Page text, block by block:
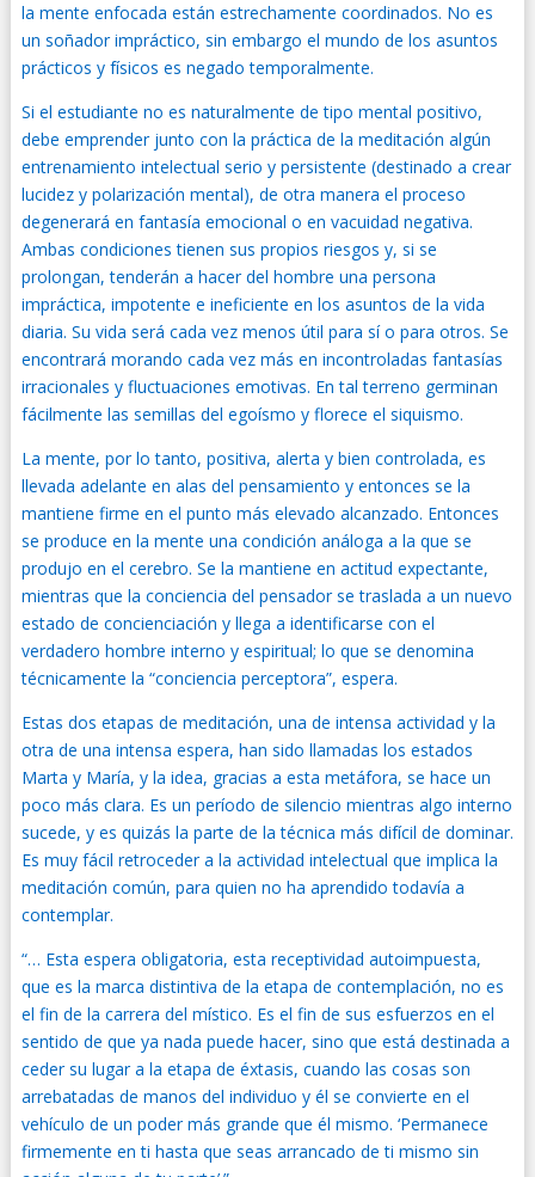
la mente enfocada están estrechamente coordinados. No es
un soñador impráctico, sin embargo el mundo de los asuntos
prácticos y físicos es negado temporalmente.
Si el estudiante no es naturalmente de tipo mental positivo,
debe emprender junto con la práctica de la meditación algún
entrenamiento intelectual serio y persistente (destinado a crear
lucidez y polarización mental), de otra manera el proceso
degenerará en fantasía emocional o en vacuidad negativa.
Ambas condiciones tienen sus propios riesgos y, si se
prolongan, tenderán a hacer del hombre una persona
impráctica, impotente e ineficiente en los asuntos de la vida
diaria. Su vida será cada vez menos útil para sí o para otros. Se
encontrará morando cada vez más en incontroladas fantasías
irracionales y fluctuaciones emotivas. En tal terreno germinan
fácilmente las semillas del egoísmo y florece el siquismo.
La mente, por lo tanto, positiva, alerta y bien controlada, es
llevada adelante en alas del pensamiento y entonces se la
mantiene firme en el punto más elevado alcanzado. Entonces
se produce en la mente una condición análoga a la que se
produjo en el cerebro. Se la mantiene en actitud expectante,
mientras que la conciencia del pensador se traslada a un nuevo
estado de concienciación y llega a identificarse con el
verdadero hombre interno y espiritual; lo que se denomina
técnicamente la “conciencia perceptora”, espera.
Estas dos etapas de meditación, una de intensa actividad y la
otra de una intensa espera, han sido llamadas los estados
Marta y María, y la idea, gracias a esta metáfora, se hace un
poco más clara. Es un período de silencio mientras algo interno
sucede, y es quizás la parte de la técnica más difícil de dominar.
Es muy fácil retroceder a la actividad intelectual que implica la
meditación común, para quien no ha aprendido todavía a
contemplar.
“… Esta espera obligatoria, esta receptividad autoimpuesta,
que es la marca distintiva de la etapa de contemplación, no es
el fin de la carrera del místico. Es el fin de sus esfuerzos en el
sentido de que ya nada puede hacer, sino que está destinada a
ceder su lugar a la etapa de éxtasis, cuando las cosas son
arrebatadas de manos del individuo y él se convierte en el
vehículo de un poder más grande que él mismo. ‘Permanece
firmemente en ti hasta que seas arrancado de ti mismo sin